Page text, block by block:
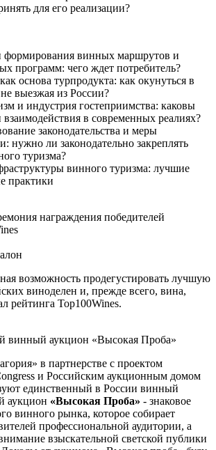
для его реализации?
формирования винных маршрутов и
программ: чего ждет потребитель?
основа турпродукта: как окунуться в
выезжая из России?
и индустрия гостеприимства: каковы
в современных реалиях?
законодательства и меры
нужно ли законодательно закреплять
туризма?
винного туризма: лучшие
практики
награждения победителей
возможность продегустировать лучшую
виноделен и, прежде всего, вина,
рейтинга Top100Wines.
винный аукцион «Высокая Проба»
в партнерстве с проектом
и Российским аукционным домом
единственный в России винный
аукцион «Высокая Проба» - знаковое
винного рынка, которое собирает
профессиональной аудитории, а
взыскательной светской публики